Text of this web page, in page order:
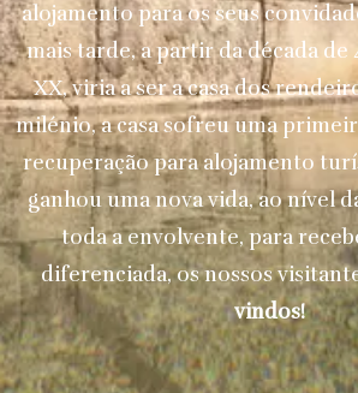
alojamento para os seus
mais tarde, a partir da década
XX, viria a ser a casa dos
milénio, a casa sofreu uma
recuperação para alojamento
ganhou uma nova vida, ao nível
toda a envolvente, para
diferenciada, os nossos
vindos!